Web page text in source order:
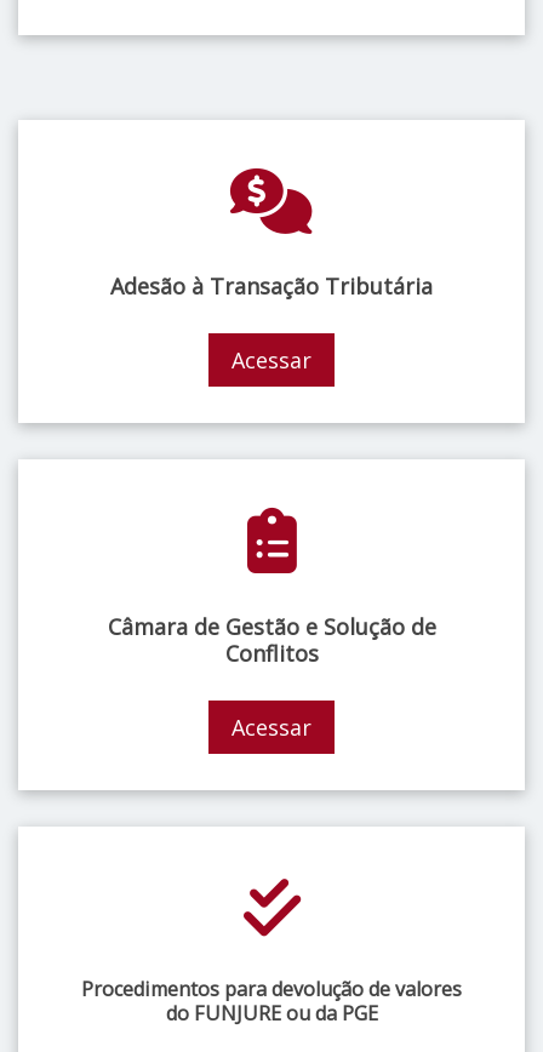
Adesão à Transação Tributária
Acessar
Câmara de Gestão e Solução de
Conflitos
Acessar
Procedimentos para devolução de valores
do FUNJURE ou da PGE